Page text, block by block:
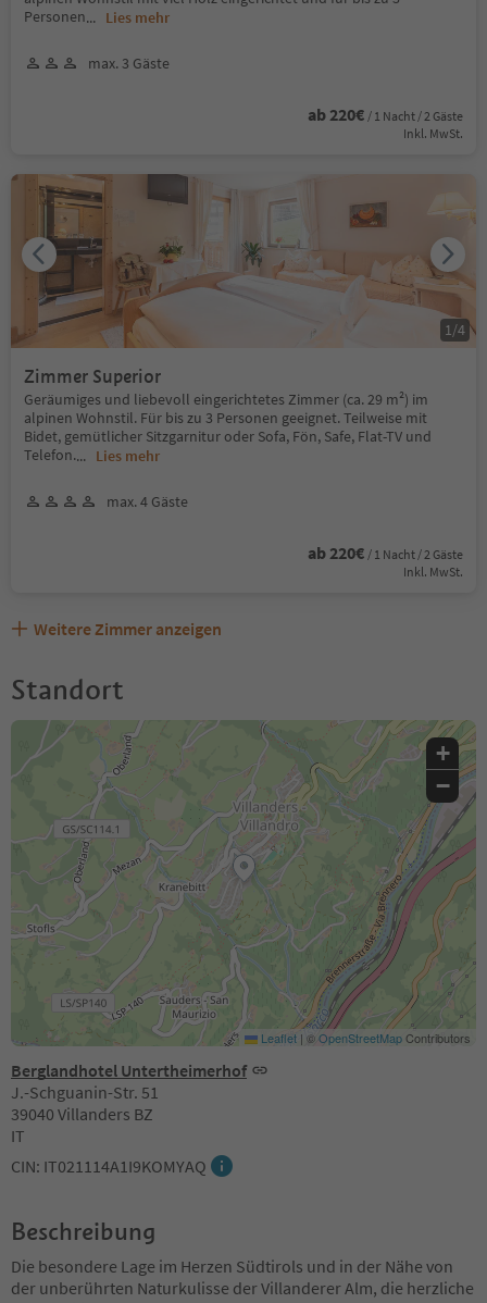
Personen... Lies mehr
max. 3 Gäste
ab 220€ / 1 Nacht / 2 Gäste
Inkl. MwSt.
Zimmer Superior
Geräumiges und liebevoll eingerichtetes Zimmer (ca. 29 m²) im
alpinen Wohnstil. Für bis zu 3 Personen geeignet. Teilweise mit
Bidet, gemütlicher Sitzgarnitur oder Sofa, Fön, Safe, Flat-TV und
Telefon.... Lies mehr
max. 4 Gäste
ab 220€ / 1 Nacht / 2 Gäste
Inkl. MwSt.
1 /4
Weitere Zimmer anzeigen
Standort
Berglandhotel Untertheimerhof
J.-Schguanin-Str. 51
39040 Villanders BZ
IT
CIN: IT021114A1I9KOMYAQ
+
−
Leaflet | ©OpenStreetMapContributors
Beschreibung
Die besondere Lage im Herzen Südtirols und in der Nähe von
der unberührten Naturkulisse der Villanderer Alm, die herzliche